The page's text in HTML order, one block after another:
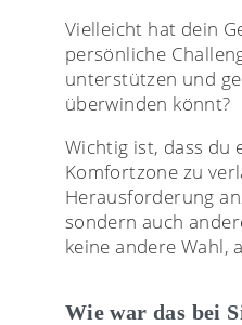
Vielleicht hat dein
persönliche
unterstützen und
überwinden könnt?
Wichtig ist, dass du
Komfortzone zu
Herausforderung
sondern auch
keine andere Wahl,
Wie war das bei